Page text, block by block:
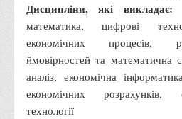
Дисципліни, які
математика, цифрові
економічних процесів,
ймовірностей та математична
аналіз, економічна
економічних розрахунків,
технології